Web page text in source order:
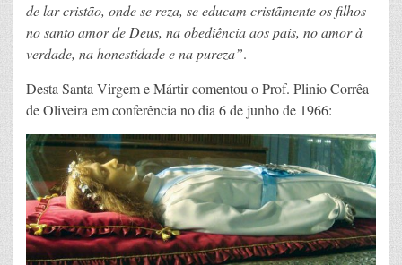
de lar cristão, onde se reza, se educam cristãmente os filhos
no santo amor de Deus, na obediência aos pais, no amor à
verdade, na honestidade e na pureza”.
Desta Santa Virgem e Mártir comentou o Prof. Plinio Corrêa
de Oliveira em conferência no dia 6 de junho de 1966: